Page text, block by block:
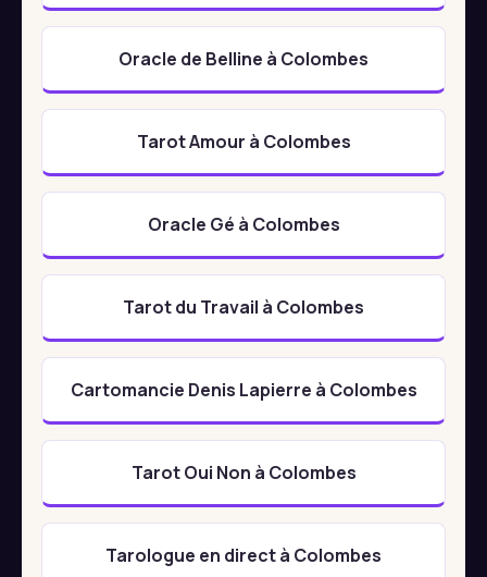
Oracle de Belline à Colombes
Tarot Amour à Colombes
Oracle Gé à Colombes
Tarot du Travail à Colombes
Cartomancie Denis Lapierre à Colombes
Tarot Oui Non à Colombes
Tarologue en direct à Colombes